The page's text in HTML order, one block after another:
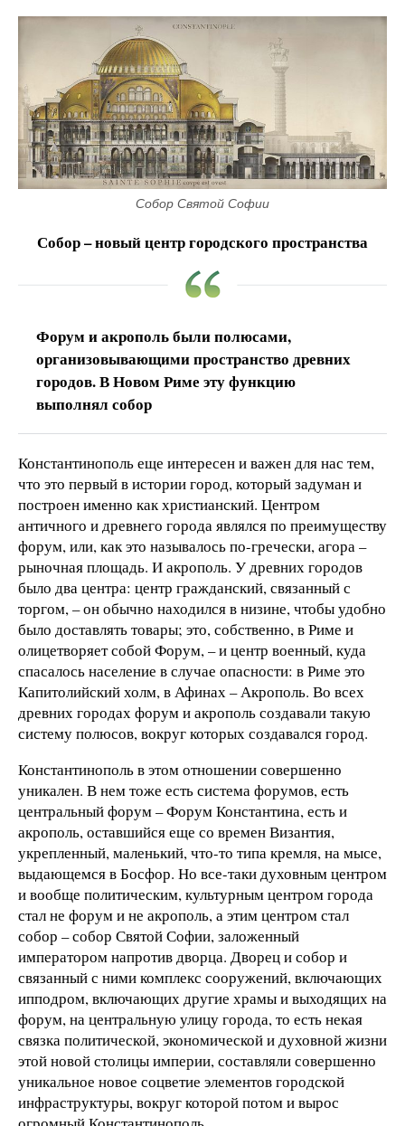
Собор Святой Софии
Собор – новый центр городского пространства
Форум и акрополь были полюсами,
организовывающими пространство древних
городов. В Новом Риме эту функцию
выполнял собор
Константинополь еще интересен и важен для нас тем,
что это первый в истории город, который задуман и
построен именно как христианский. Центром
античного и древнего города являлся по преимуществу
форум, или, как это называлось по-гречески, агора –
рыночная площадь. И акрополь. У древних городов
было два центра: центр гражданский, связанный с
торгом, – он обычно находился в низине, чтобы удобно
было доставлять товары; это, собственно, в Риме и
олицетворяет собой Форум, – и центр военный, куда
спасалось население в случае опасности: в Риме это
Капитолийский холм, в Афинах – Акрополь. Во всех
древних городах форум и акрополь создавали такую
систему полюсов, вокруг которых создавался город.
Константинополь в этом отношении совершенно
уникален. В нем тоже есть система форумов, есть
центральный форум – Форум Константина, есть и
акрополь, оставшийся еще со времен Византия,
укрепленный, маленький, что-то типа кремля, на мысе,
выдающемся в Босфор. Но все-таки духовным центром
и вообще политическим, культурным центром города
стал не форум и не акрополь, а этим центром стал
собор – собор Святой Софии, заложенный
императором напротив дворца. Дворец и собор и
связанный с ними комплекс сооружений, включающих
ипподром, включающих другие храмы и выходящих на
форум, на центральную улицу города, то есть некая
связка политической, экономической и духовной жизни
этой новой столицы империи, составляли совершенно
уникальное новое соцветие элементов городской
инфраструктуры, вокруг которой потом и вырос